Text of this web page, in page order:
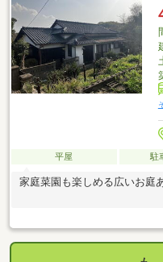
給排水管の故障や漏水につい
に合わせたローンの組み方
めて
平屋 駐
家庭菜園も楽しめる広いお庭